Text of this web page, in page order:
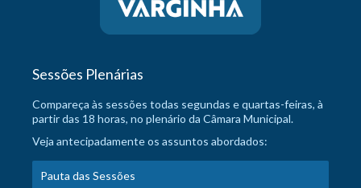
Sessões Plenárias
Compareça às sessões todas segundas e quartas-feiras, à
partir das 18 horas, no plenário da Câmara Municipal.
Veja antecipadamente os assuntos abordados:
Pauta das Sessões